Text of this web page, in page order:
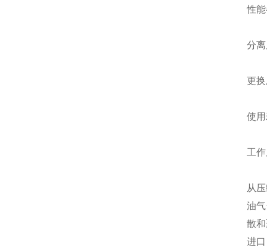
性
分
更
使
工
从
油
散
进